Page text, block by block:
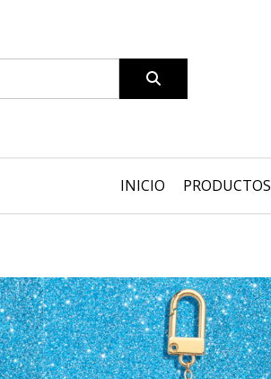
INICIO PRODUCTOS